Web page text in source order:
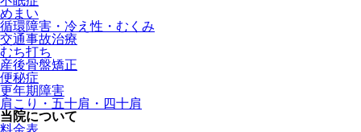
めまい
循環障害・冷え性・むくみ
交通事故治療
むち打ち
産後骨盤矯正
便秘症
更年期障害
肩こり・五十肩・四十肩
当院について
料金表